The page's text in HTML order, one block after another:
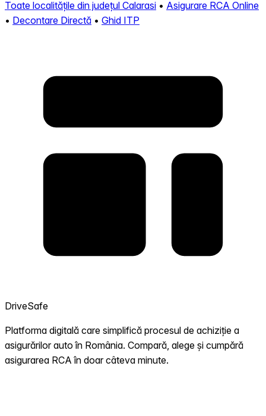
Toate localitățile din județul Calarasi • Asigurare RCA Online
• Decontare Directă • Ghid ITP
DriveSafe
Platforma digitală care simplifică procesul de achiziție a
asigurărilor auto în România. Compară, alege și cumpără
asigurarea RCA în doar câteva minute.